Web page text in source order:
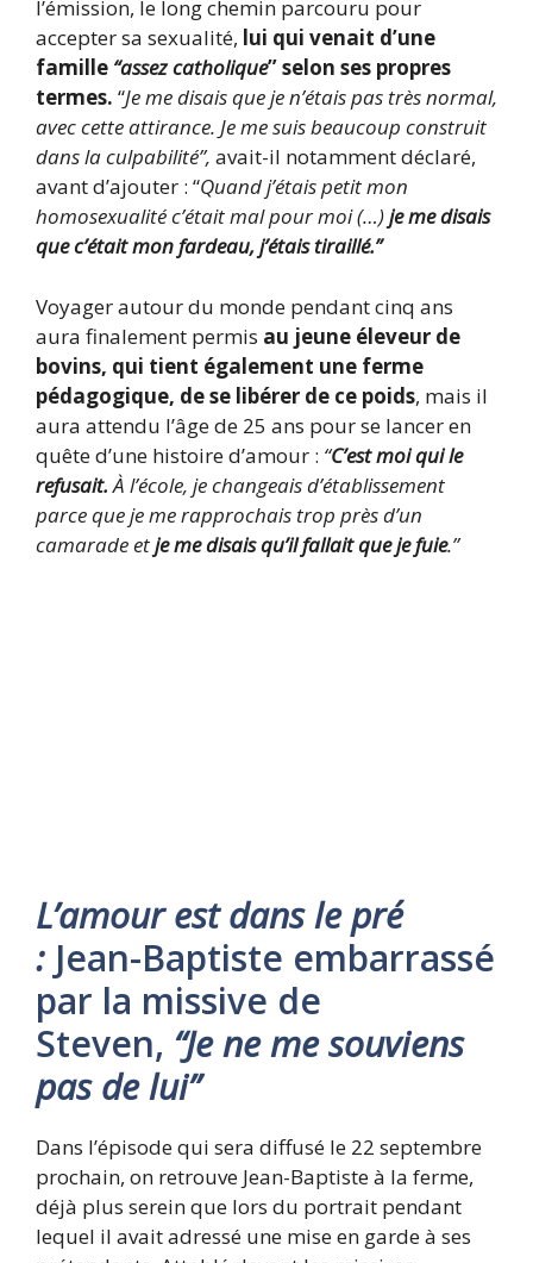
l’émission, le long chemin parcouru pour
accepter sa sexualité, lui qui venait d’une
famille “assez catholique” selon ses propres
termes. “Je me disais que je n’étais pas très normal,
avec cette attirance. Je me suis beaucoup construit
dans la culpabilité”, avait-il notamment déclaré,
avant d’ajouter : “Quand j’étais petit mon
homosexualité c’était mal pour moi (…)je me disais
que c’était mon fardeau, j’étais tiraillé.”
Voyager autour du monde pendant cinq ans
aura finalement permis au jeune éleveur de
bovins, qui tient également une ferme
pédagogique, de se libérer de ce poids, mais il
aura attendu l’âge de 25 ans pour se lancer en
quête d’une histoire d’amour : “C’est moi qui le
refusait.À l’école, je changeais d’établissement
parce que je me rapprochais trop près d’un
camarade etje me disais qu’il fallait que je fuie.”
L’amour est dans le pré
: Jean-Baptiste embarrassé
par la missive de
Steven, “Je ne me souviens
pas de lui”
Dans l’épisode qui sera diffusé le 22 septembre
prochain, on retrouve Jean-Baptiste à la ferme,
déjà plus serein que lors du portrait pendant
lequel il avait adressé une mise en garde à ses